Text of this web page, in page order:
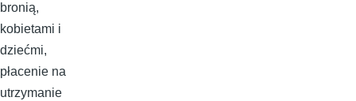
bronią,
kobietami i
dziećmi,
płacenie na
utrzymanie